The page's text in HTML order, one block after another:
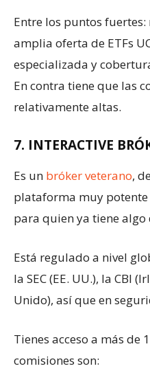
Entre los puntos
amplia oferta de ETFs
especializada y
En contra tiene que las
relativamente altas.
7. INTERACTIVE
Es un bróker veterano,
plataforma muy
para quien ya tiene algo
Está regulado a nivel
la SEC (EE. UU.), la CBI
Unido), así que en
Tienes acceso a más de
comisiones son: